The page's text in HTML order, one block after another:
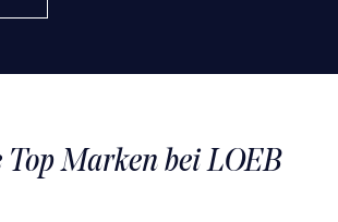
Top Marken bei LOEB